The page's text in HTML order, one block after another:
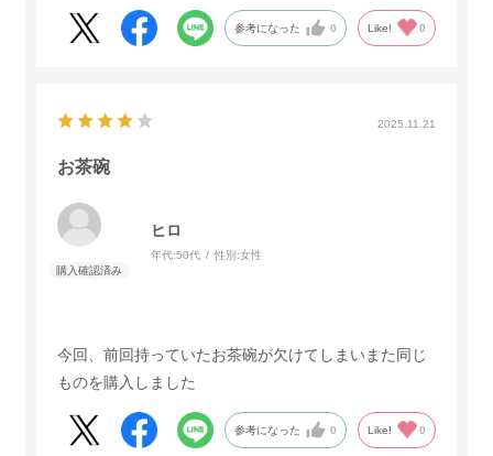
参考になった 0 Like! 0
2025.11.21
お茶碗
ヒロ
年代:50代 性別:女性
今回、前回持っていたお茶碗が欠けてしまいまた同じ
ものを購入しました
参考になった 0 Like! 0